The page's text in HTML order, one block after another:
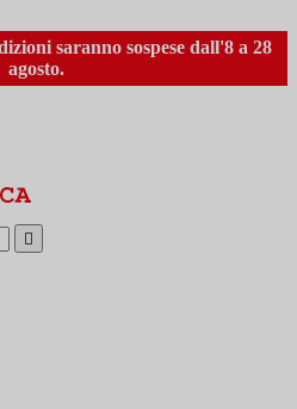
saranno sospese dall'8 a 28
agosto.
